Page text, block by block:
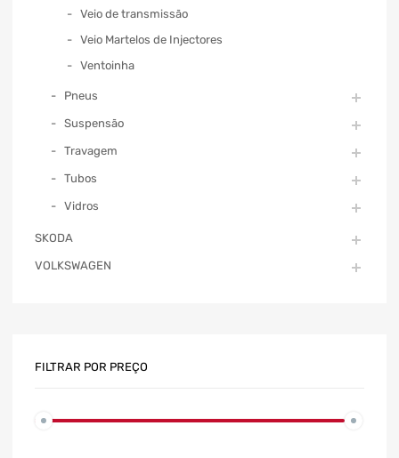
Veio de transmissão
Veio Martelos de Injectores
Ventoinha
Pneus
Suspensão
Travagem
Tubos
Vidros
SKODA
VOLKSWAGEN
FILTRAR POR PREÇO